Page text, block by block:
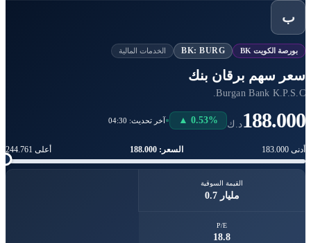
ب
بورصة الكويت BK BK: BURG الخدمات المالية
سعر سهم برقان بنك
Burgan Bank K.P.S.C.
188.000د.ك ▲ 0.53% آخر تحديث: 04:30
أدنى 183.000 السعر: 188.000 أعلى 244.761
القيمة السوقية
0.7 مليار
P/E
18.8